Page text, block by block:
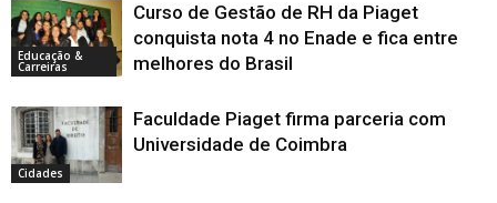
Educação &
Carreiras
Curso de Gestão de RH da Piaget
conquista nota 4 no Enade e fica entre
melhores do Brasil
Cidades
Faculdade Piaget firma parceria com
Universidade de Coimbra